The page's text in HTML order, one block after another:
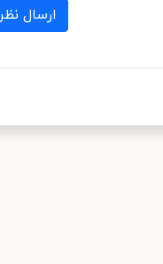
ارسال نظر